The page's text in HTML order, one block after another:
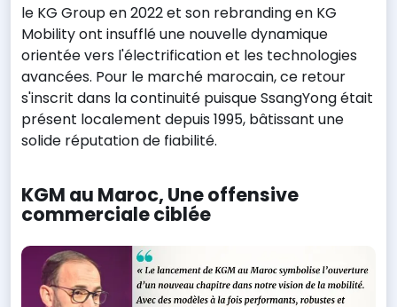
le KG Group en 2022 et son rebranding en KG
Mobility ont insufflé une nouvelle dynamique
orientée vers l'électrification et les technologies
avancées. Pour le marché marocain, ce retour
s'inscrit dans la continuité puisque SsangYong était
présent localement depuis 1995, bâtissant une
solide réputation de fiabilité.
KGM au Maroc, Une offensive
commerciale ciblée